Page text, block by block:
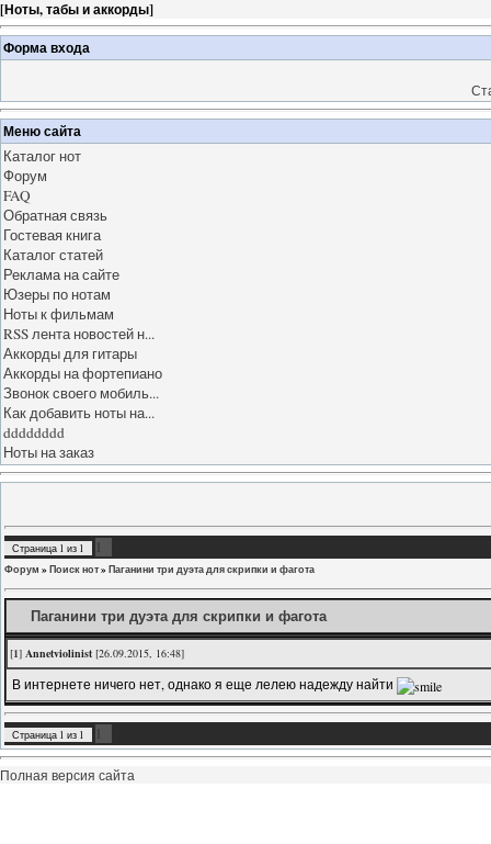
[Ноты, табы и аккорды]
Форма входа
Меню сайта
Каталог нот
Форум
FAQ
Обратная связь
Гостевая книга
Каталог статей
Реклама на сайте
Юзеры по нотам
Ноты к фильмам
RSS лента новостей н...
Аккорды для гитары
Аккорды на фортепиано
Звонок своего мобиль...
Как добавить ноты на...
dddddddd
Ноты на заказ
Страница 1 из 1 1
Форум »Поиск нот»Паганини три дуэта для скрипки и фагота
Паганини три дуэта для скрипки и фагота
[1] Annetviolinist [26.09.2015, 16:48]
В интернете ничего нет, однако я еще лелею надежду найти
Страница 1 из 1 1
Полная версия сайта